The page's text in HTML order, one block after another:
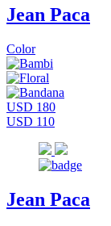
Jean Paca
Color
USD 180
USD 110
Jean Paca